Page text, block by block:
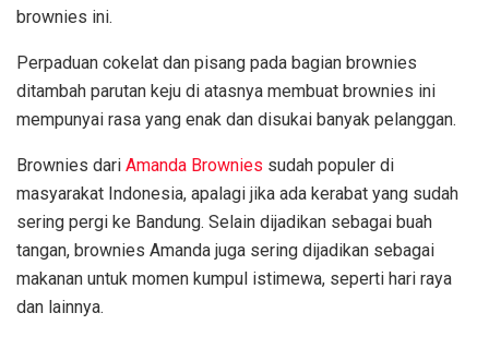
brownies ini.
Perpaduan cokelat dan pisang pada bagian brownies
ditambah parutan keju di atasnya membuat brownies ini
mempunyai rasa yang enak dan disukai banyak pelanggan.
Brownies dari Amanda Brownies sudah populer di
masyarakat Indonesia, apalagi jika ada kerabat yang sudah
sering pergi ke Bandung. Selain dijadikan sebagai buah
tangan, brownies Amanda juga sering dijadikan sebagai
makanan untuk momen kumpul istimewa, seperti hari raya
dan lainnya.